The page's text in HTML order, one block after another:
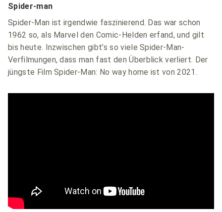
Spider-man
Spider-Man ist irgendwie faszinierend. Das war schon
1962 so, als Marvel den Comic-Helden erfand, und gilt
bis heute. Inzwischen gibt’s so viele Spider-Man-
Verfilmungen, dass man fast den Überblick verliert. Der
jüngste Film Spider-Man: No way home ist von 2021.